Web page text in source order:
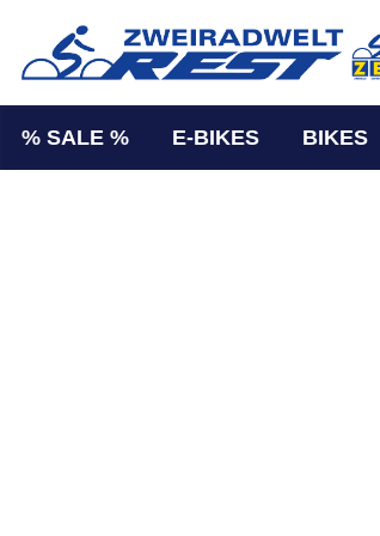
% SALE % E-BIKES BIKES